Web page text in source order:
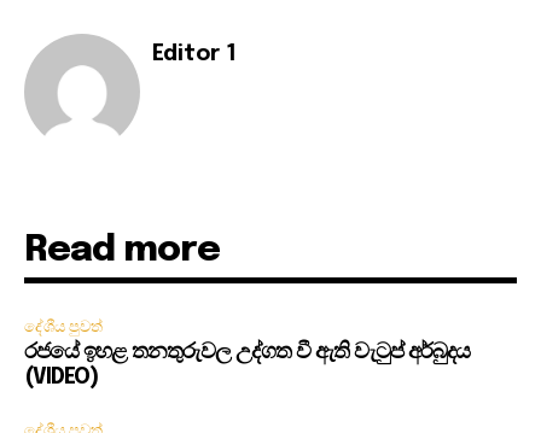
Editor 1
Read more
දේශීය පුවත්
රජයේ ඉහළ තනතුරුවල උද්ගත වී ඇති වැටුප් අර්බුදය
(VIDEO)